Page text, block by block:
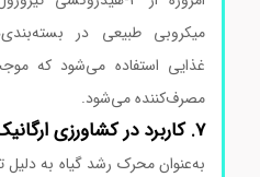
میکروبی طبیعی در
غذایی استفاده می‌شود که
مصرف‌کننده می‌شود.
به‌عنوان محرک رشد گیاه به دلیل